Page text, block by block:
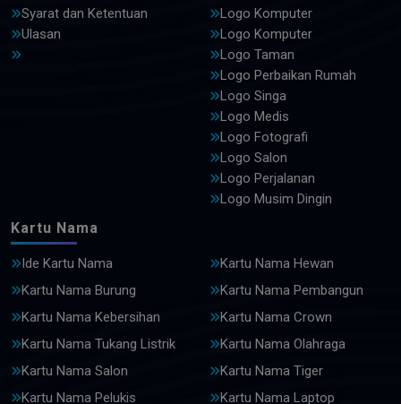
Syarat dan Ketentuan
Ulasan
Logo Komputer
Logo Komputer
Logo Taman
Logo Perbaikan Rumah
Logo Singa
Logo Medis
Logo Fotografi
Logo Salon
Logo Perjalanan
Logo Musim Dingin
Kartu Nama
Ide Kartu Nama
Kartu Nama Hewan
Kartu Nama Burung
Kartu Nama Pembangun
Kartu Nama Kebersihan
Kartu Nama Crown
Kartu Nama Tukang Listrik
Kartu Nama Olahraga
Kartu Nama Salon
Kartu Nama Tiger
Kartu Nama Pelukis
Kartu Nama Laptop